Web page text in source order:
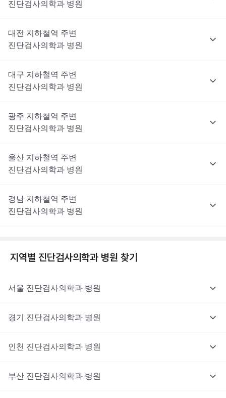
진단검사의학과 병원
대전 지하철역 주변
진단검사의학과 병원
대구 지하철역 주변
진단검사의학과 병원
광주 지하철역 주변
진단검사의학과 병원
울산 지하철역 주변
진단검사의학과 병원
경남 지하철역 주변
진단검사의학과 병원
지역별 진단검사의학과 병원 찾기
서울 진단검사의학과 병원
경기 진단검사의학과 병원
인천 진단검사의학과 병원
부산 진단검사의학과 병원